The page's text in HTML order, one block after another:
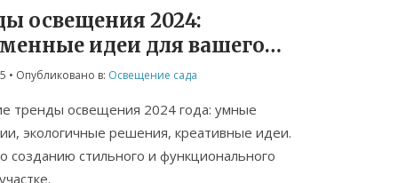
освещения 2024:
идеи для вашего
участка
• Опубликовано в: Освещение сада
тренды освещения 2024 года: умные
экологичные решения, креативные идеи.
созданию стильного и функционального